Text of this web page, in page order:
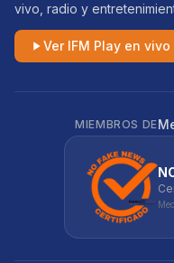
vivo, radio y
Ver IFM Play en vivo
MIEMBROS DE